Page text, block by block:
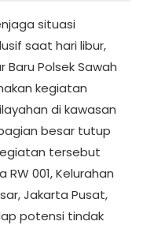
situasi
saat hari libur,
Polsek Sawah
kegiatan
di kawasan
besar tutup
tersebut
RW 001, Kelurahan
Jakarta Pusat,
potensi tindak